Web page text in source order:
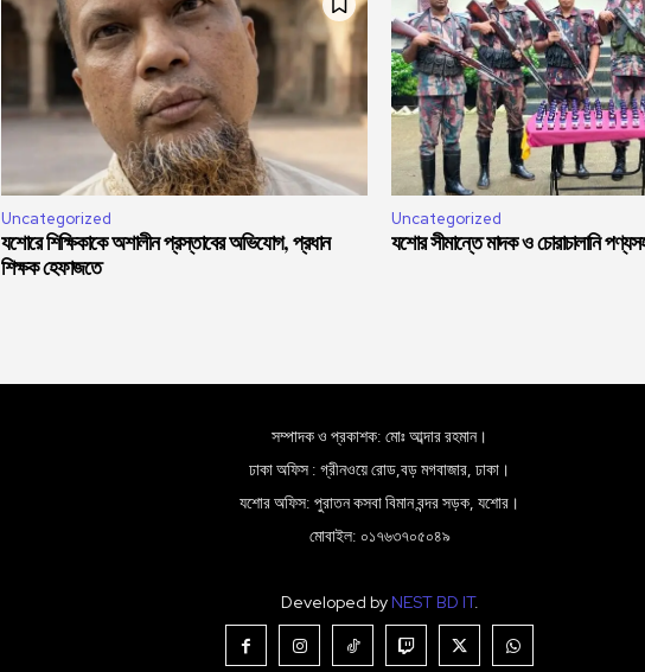
Uncategorized
যশোরে শিক্ষিকাকে অশালীন প্রস্তাবের অভিযোগ, প্রধান
শিক্ষক হেফাজতে
Uncategorized
যশোর সীমান্তে মাদক ও চোরাচালানি
সম্পাদক ও প্রকাশক: মোঃ আব্দার রহমান।
ঢাকা অফিস : গ্রীনওয়ে রোড,বড় মগবাজার, ঢাকা।
যশোর অফিস: পুরাতন কসবা বিমান বন্দর সড়ক, যশোর।
মোবাইল: ০১৭৬৩৭০৫০৪৯
Developed by NEST BD IT.